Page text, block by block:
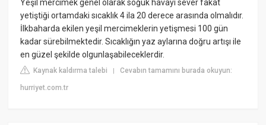
Yeşil mercimek genel olarak soğuk havayı sever fakat
yetiştiği ortamdaki sıcaklık 4 ila 20 derece arasında olmalıdır.
İlkbaharda ekilen yeşil mercimeklerin yetişmesi 100 gün
kadar sürebilmektedir. Sıcaklığın yaz aylarına doğru artışı ile
en güzel şekilde olgunlaşabileceklerdir.
Kaynak kaldırma talebi |Cevabın tamamını burada okuyun:
hurriyet.com.tr